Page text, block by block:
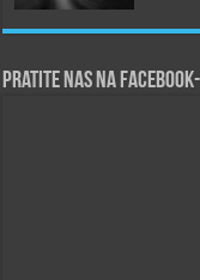
Pratite nas na